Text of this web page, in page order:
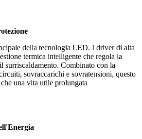
della tecnologia LED. I driver di alta
termica intelligente che regola la
surriscaldamento. Combinato con la
sovraccarichi e sovratensioni, questo
una vita utile prolungata